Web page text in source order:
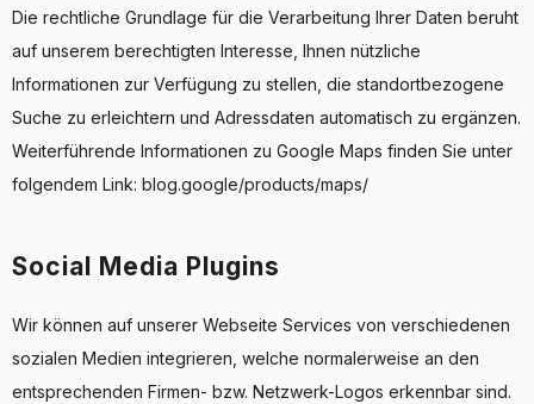
Die rechtliche Grundlage für die Verarbeitung Ihrer Daten beruht
auf unserem berechtigten Interesse, Ihnen nützliche
Informationen zur Verfügung zu stellen, die standortbezogene
Suche zu erleichtern und Adressdaten automatisch zu ergänzen.
Weiterführende Informationen zu Google Maps finden Sie unter
folgendem Link: blog.google/products/maps/
Social Media Plugins
Wir können auf unserer Webseite Services von verschiedenen
sozialen Medien integrieren, welche normalerweise an den
entsprechenden Firmen- bzw. Netzwerk-Logos erkennbar sind.